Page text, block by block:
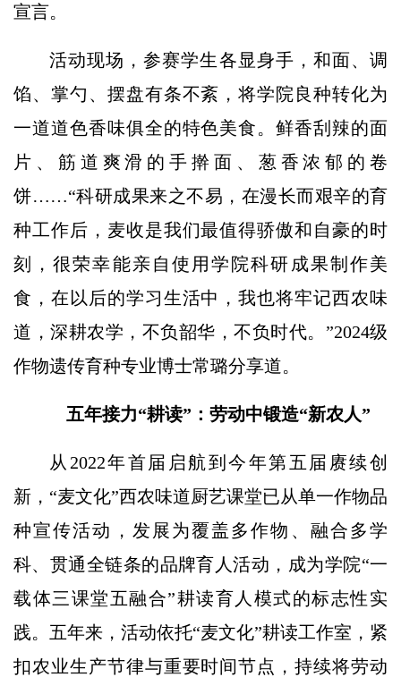
宣言。
活动现场，参赛学生各显身手，和面、调
馅、掌勺、摆盘有条不紊，将学院良种转化为
一道道色香味俱全的特色美食。鲜香刮辣的面
片、筋道爽滑的手擀面、葱香浓郁的卷
饼……“科研成果来之不易，在漫长而艰辛的育
种工作后，麦收是我们最值得骄傲和自豪的时
刻，很荣幸能亲自使用学院科研成果制作美
食，在以后的学习生活中，我也将牢记西农味
道，深耕农学，不负韶华，不负时代。”2024级
作物遗传育种专业博士常璐分享道。
五年接力“耕读”：劳动中锻造“新农人”
从2022年首届启航到今年第五届赓续创
新，“麦文化”西农味道厨艺课堂已从单一作物品
种宣传活动，发展为覆盖多作物、融合多学
科、贯通全链条的品牌育人活动，成为学院“一
载体三课堂五融合”耕读育人模式的标志性实
践。五年来，活动依托“麦文化”耕读工作室，紧
扣农业生产节律与重要时间节点，持续将劳动